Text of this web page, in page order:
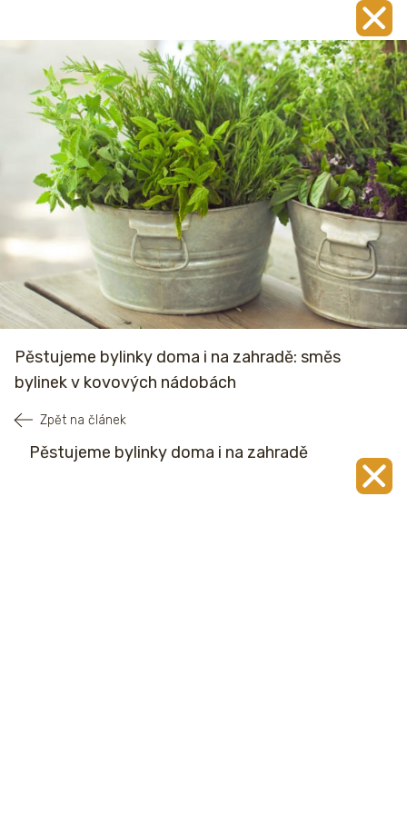
Pěstujeme bylinky doma i na zahradě: směs
bylinek v kovových nádobách
Zpět na článek
Pěstujeme bylinky doma i na zahradě